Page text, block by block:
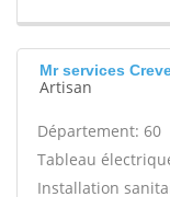
Mr services
Artisan
Département: 60
Tableau
Installation